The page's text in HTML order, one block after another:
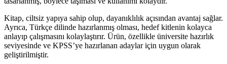
Kitap, ciltsiz yapıya sahip olup, dayanıklılık açısından avantaj sağlar.
Ayrıca, Türkçe dilinde hazırlanmış olması, hedef kitlenin kolayca
anlayıp çalışmasını kolaylaştırır. Ürün, özellikle üniversite hazırlık
seviyesinde ve KPSS’ye hazırlanan adaylar için uygun olarak
geliştirilmiştir.